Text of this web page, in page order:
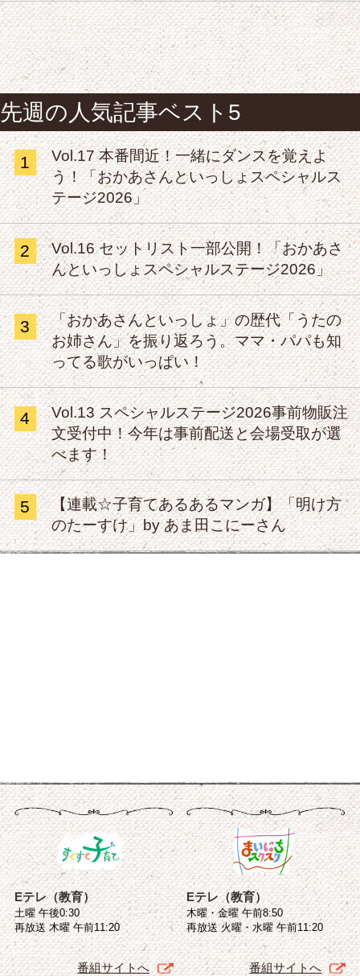
先週の人気記事ベスト5
1
Vol.17 本番間近！一緒にダンスを覚えよ
う！「おかあさんといっしょスペシャルス
テージ2026」
2
Vol.16 セットリスト一部公開！「おかあさ
んといっしょスペシャルステージ2026」
3
「おかあさんといっしょ」の歴代「うたの
お姉さん」を振り返ろう。ママ・パパも知
ってる歌がいっぱい！
4
Vol.13 スペシャルステージ2026事前物販注
文受付中！今年は事前配送と会場受取が選
べます！
5
【連載☆子育てあるあるマンガ】「明け方
のたーすけ」by あま田こにーさん
Eテレ（教育）
土曜 午後0:30
再放送 木曜 午前11:20
番組サイトへ
Eテレ（教育）
木曜・金曜 午前8:50
再放送 火曜・水曜 午前11:20
番組サイトへ